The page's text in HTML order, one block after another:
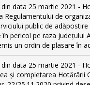
data 25 martie 2021 -
Regulamentului de
public de adăpostire
pericol pe raza județului
un ordin de plasare în
data 25 martie 2021 -
și completarea Hotărârii